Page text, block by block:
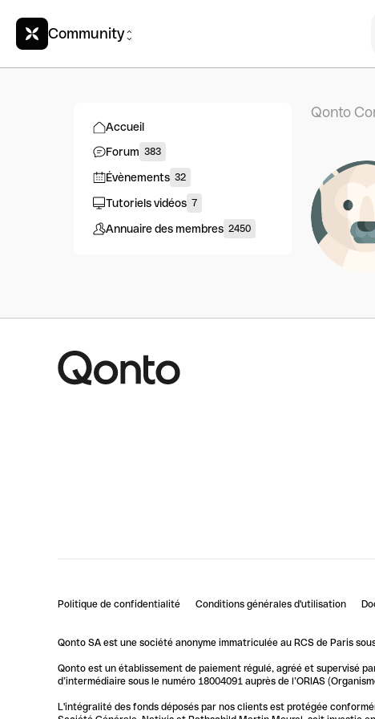
Community
Accueil
Forum 383
Évènements 32
Tutoriels vidéos 7
Annuaire des membres 2450
Qonto
Politique de confidentialité Conditions générales d'utilisation
Qonto SA est une société anonyme immatriculée au RCS de Paris
Qonto est un établissement de paiement régulé, agréé et supervisé
d’intermédiaire sous le numéro 18004091 auprès de l’ORIAS
L'intégralité des fonds déposés par nos clients est protégée